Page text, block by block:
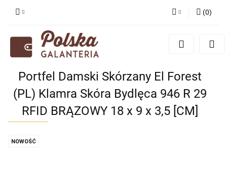
Zaloguj się
Zgody cookies
(0)
Portfel Damski Skórzany El Forest
(PL) Klamra Skóra Bydlęca 946 R 29
RFID BRĄZOWY 18 x 9 x 3,5 [CM]
NOWOŚĆ